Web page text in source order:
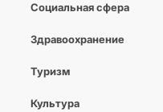
Социальная сфера
Здравоохранение
Туризм
Культура